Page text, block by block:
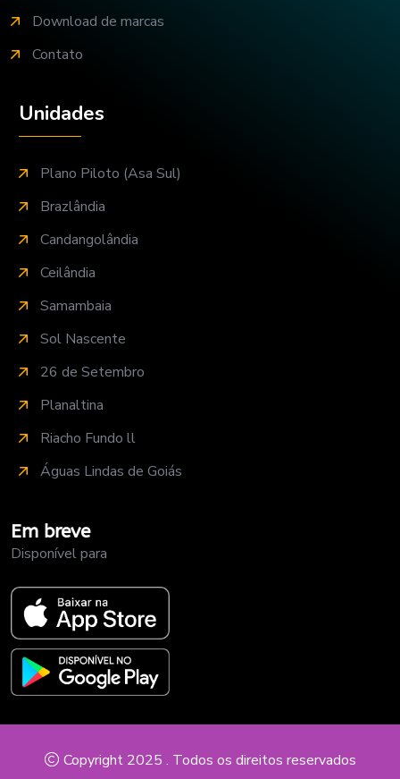
Download de marcas
Contato
Unidades
Plano Piloto (Asa Sul)
Brazlândia
Candangolândia
Ceilândia
Samambaia
Sol Nascente
26 de Setembro
Planaltina
Riacho Fundo ll
Águas Lindas de Goiás
Em breve
Disponível para
Copyright 2025 . Todos os direitos reservados